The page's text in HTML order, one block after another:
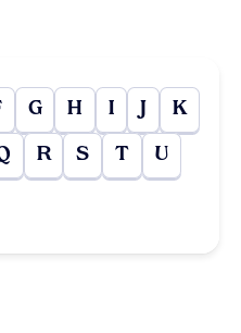
G H I J K
R S T U